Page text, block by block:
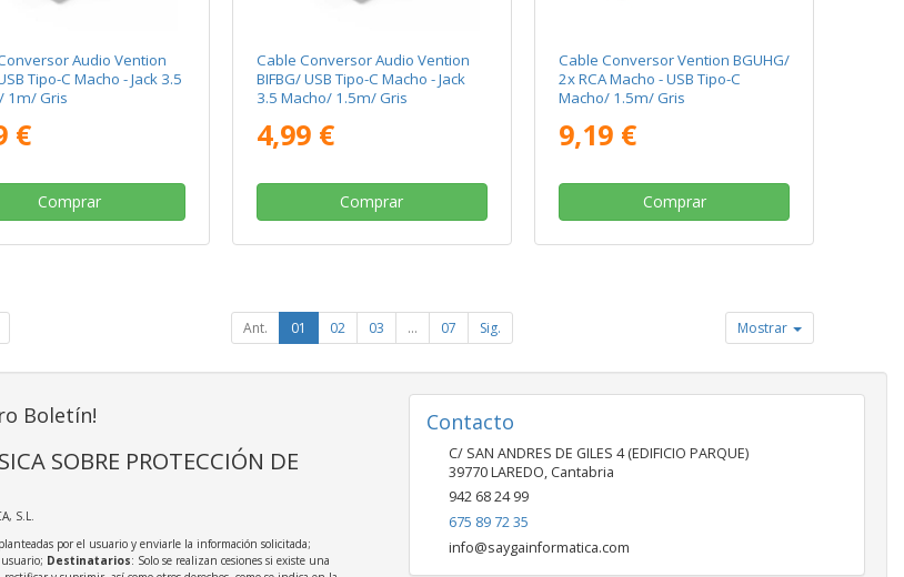
Audio Vention
Tipo-C Macho - Jack 3.5
1m/ Gris
€
Comprar
Cable Conversor Audio Vention
BIFBG/ USB Tipo-C Macho - Jack
3.5 Macho/ 1.5m/ Gris
4,99 €
Comprar
Cable Conversor Vention BGUHG/
2x RCA Macho - USB Tipo-C
Macho/ 1.5m/ Gris
9,19 €
Comprar
Ant. 01 02 03 ... 07 Sig. Mostrar
Boletín!
SOBRE PROTECCIÓN DE
S.L.
por el usuario y enviarle la información solicitada;
Destinatarios: Solo se realizan cesiones si existe una
Contacto
C/ SAN ANDRES DE GILES 4 (EDIFICIO PARQUE)
39770LAREDO, Cantabria
942 68 24 99
675 89 72 35
info@saygainformatica.com